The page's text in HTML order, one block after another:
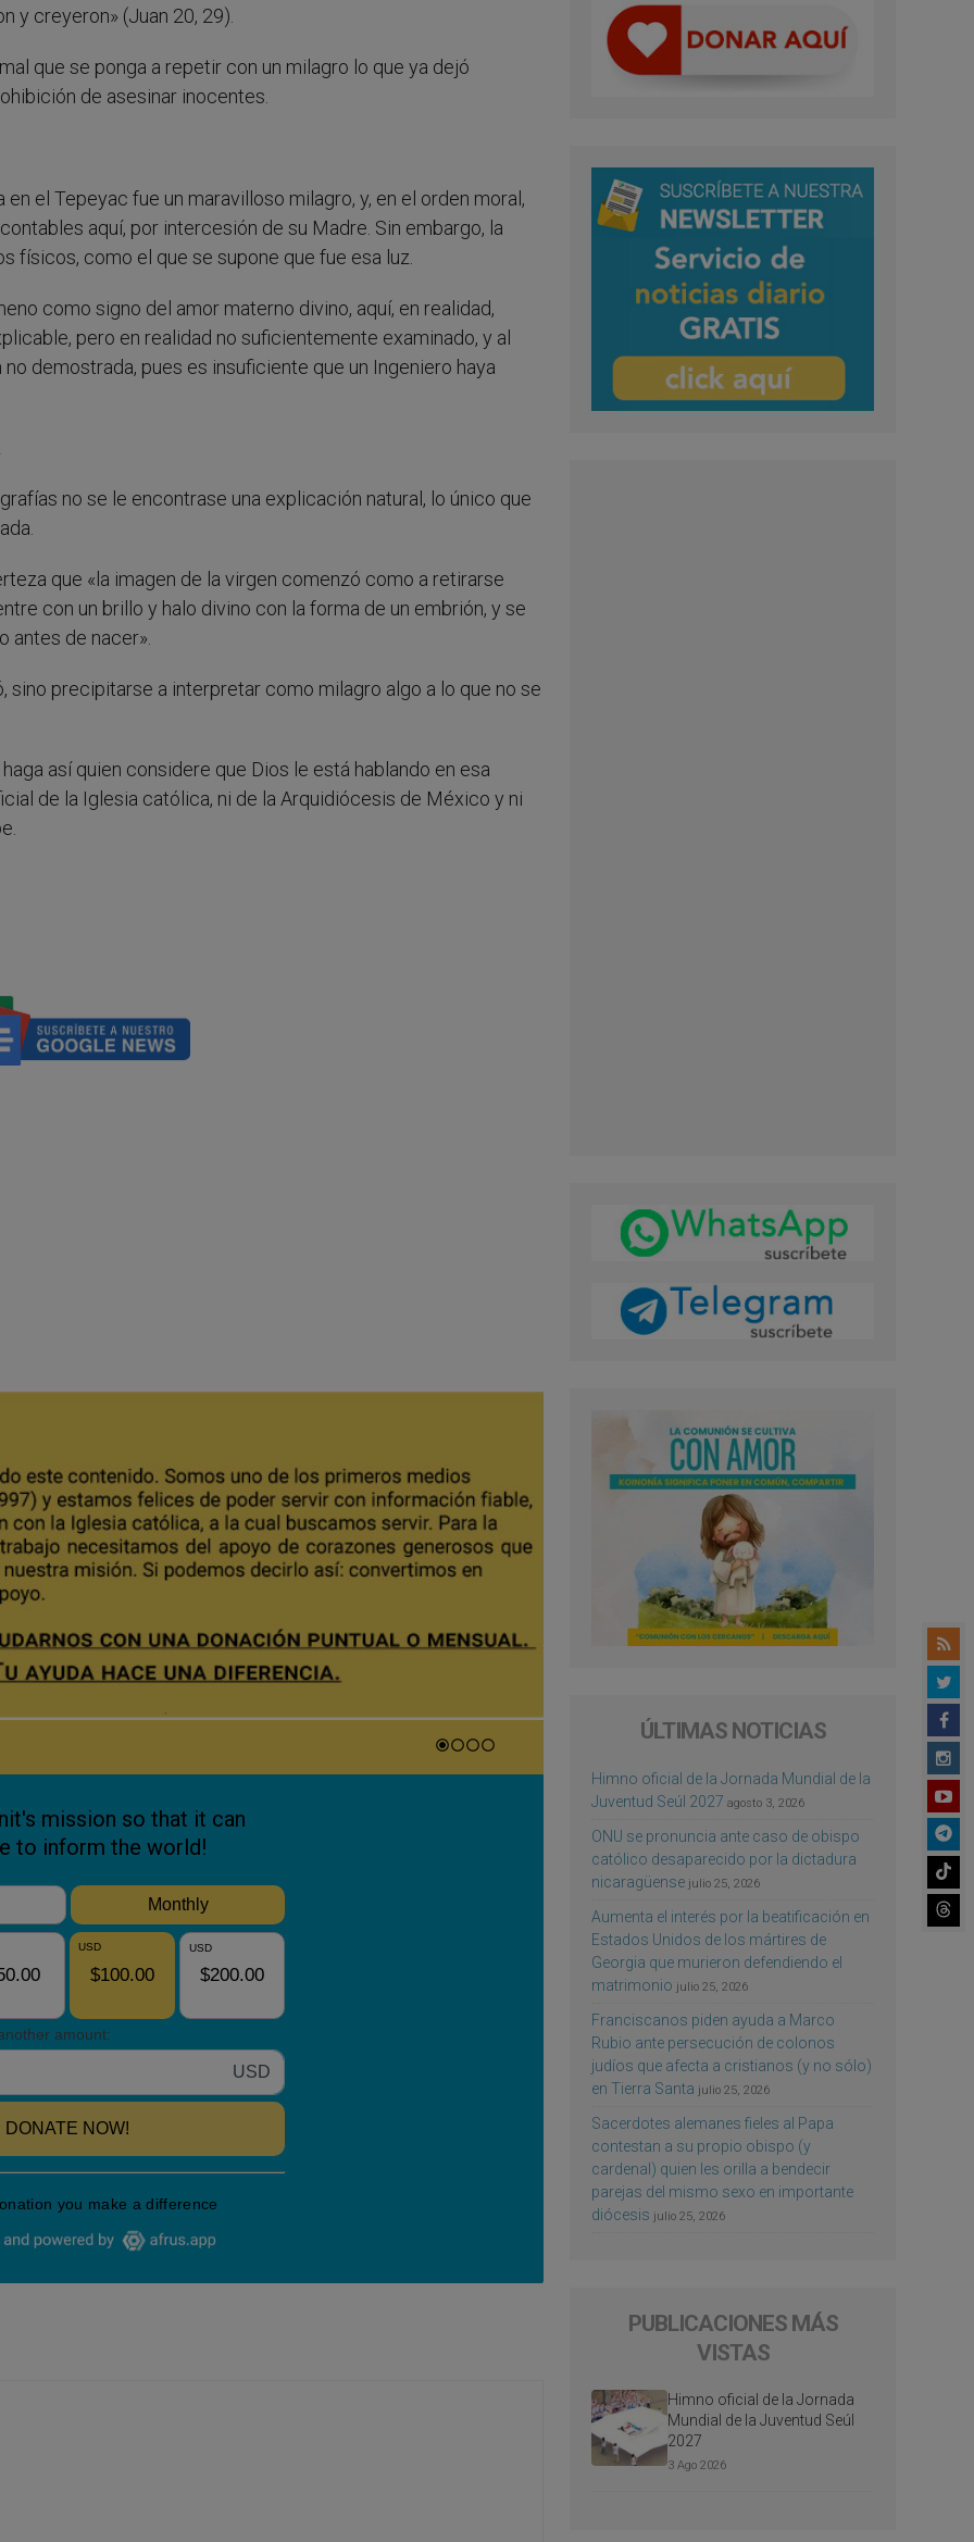
y creyeron» (Juan 20, 29).
que se ponga a repetir con un milagro lo que ya dejó
de asesinar inocentes.
el Tepeyac fue un maravilloso milagro, y, en el orden moral,
aquí, por intercesión de su Madre. Sin embargo, la
físicos, como el que se supone que fue esa luz.
como signo del amor materno divino, aquí, en realidad,
pero en realidad no suficientemente examinado, y al
demostrada, pues es insuficiente que un Ingeniero haya
no se le encontrase una explicación natural, lo único que
que «la imagen de la virgen comenzó como a retirarse
con un brillo y halo divino con la forma de un embrión, y se
antes de nacer».
sino precipitarse a interpretar como milagro algo a lo que no se
así quien considere que Dios le está hablando en esa
de la Iglesia católica, ni de la Arquidiócesis de México y ni
ÚLTIMAS NOTICIAS
Himno oficial de la Jornada Mundial de la
Juventud Seúl 2027 agosto 3, 2026
ONU se pronuncia ante caso de obispo
católico desaparecido por la dictadura
nicaragüense julio 25, 2026
Aumenta el interés por la beatificación en
Estados Unidos de los mártires de
Georgia que murieron defendiendo el
matrimonio julio 25, 2026
Franciscanos piden ayuda a Marco
Rubio ante persecución de colonos
judíos que afecta a cristianos (y no sólo)
en Tierra Santa julio 25, 2026
Sacerdotes alemanes fieles al Papa
contestan a su propio obispo (y
cardenal) quien les orilla a bendecir
parejas del mismo sexo en importante
diócesis julio 25, 2026
PUBLICACIONES MÁS
VISTAS
Himno oficial de la Jornada
Mundial de la Juventud Seúl
2027
3 Ago 2026